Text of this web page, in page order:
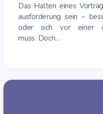
Das Hal­ten eines
aus­for­de­rung sein –
oder sich vor einer
muss. Doch…